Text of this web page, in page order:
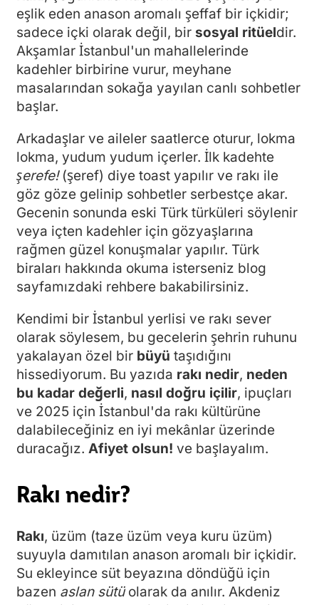
eşlik eden anason aromalı şeffaf bir içkidir;
sadece içki olarak değil, bir sosyal ritüeldir.
Akşamlar İstanbul'un mahallelerinde
kadehler birbirine vurur, meyhane
masalarından sokağa yayılan canlı sohbetler
başlar.
Arkadaşlar ve aileler saatlerce oturur, lokma
lokma, yudum yudum içerler. İlk kadehte
şerefe!(şeref) diye toast yapılır ve rakı ile
göz göze gelinip sohbetler serbestçe akar.
Gecenin sonunda eski Türk türküleri söylenir
veya içten kadehler için gözyaşlarına
rağmen güzel konuşmalar yapılır. Türk
biraları hakkında okuma isterseniz blog
sayfamızdaki rehbere bakabilirsiniz.
Kendimi bir İstanbul yerlisi ve rakı sever
olarak söylesem, bu gecelerin şehrin ruhunu
yakalayan özel bir büyü taşıdığını
hissediyorum. Bu yazıda rakı nedir, neden
bu kadar değerli, nasıl doğru içilir, ipuçları
ve 2025 için İstanbul'da rakı kültürüne
dalabileceğiniz en iyi mekânlar üzerinde
duracağız. Afiyet olsun! ve başlayalım.
Rakı nedir?
Rakı, üzüm (taze üzüm veya kuru üzüm)
suyuyla damıtılan anason aromalı bir içkidir.
Su ekleyince süt beyazına döndüğü için
bazen aslan sütüolarak da anılır. Akdeniz